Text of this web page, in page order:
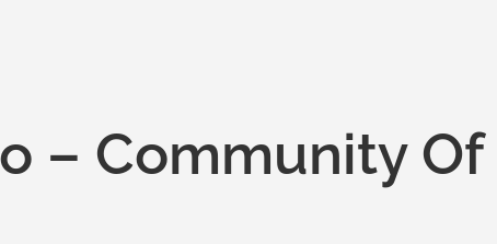
– Community Of